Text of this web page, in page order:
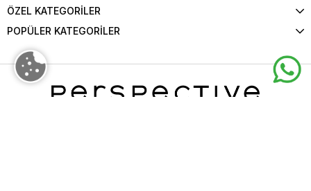
ÖZEL KATEGORİLER
POPÜLER KATEGORİLER